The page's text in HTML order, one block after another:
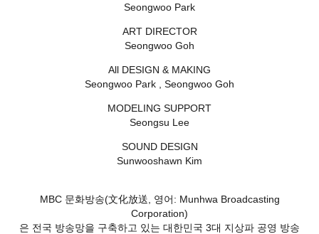
Seongwoo Park
ART DIRECTOR
Seongwoo Goh
All DESIGN & MAKING
Seongwoo Park , Seongwoo Goh
MODELING SUPPORT
Seongsu Lee
SOUND DESIGN
Sunwooshawn Kim
MBC 문화방송(文化放送, 영어: Munhwa Broadcasting
Corporation)
은 전국 방송망을 구축하고 있는 대한민국 3대 지상파 공영 방송